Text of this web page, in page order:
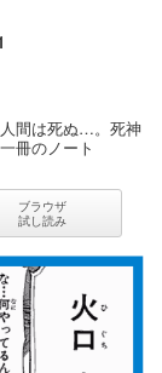
間は死ぬ…。死神
冊のノート
ブラウザ
試し読み